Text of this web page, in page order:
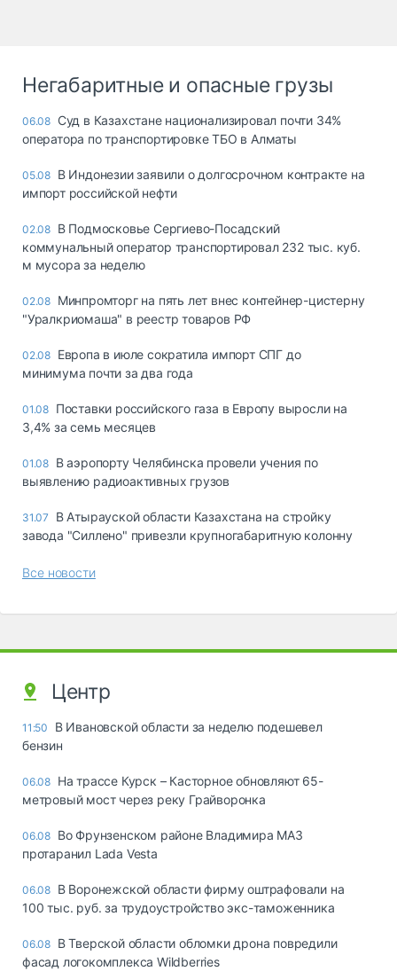
Негабаритные и опасные грузы
06.08 Суд в Казахстане национализировал почти 34%
оператора по транспортировке ТБО в Алматы
05.08 В Индонезии заявили о долгосрочном контракте на
импорт российской нефти
02.08 В Подмосковье Сергиево-Посадский
коммунальный оператор транспортировал 232 тыс. куб.
м мусора за неделю
02.08 Минпромторг на пять лет внес контейнер-цистерну
"Уралкриомаша" в реестр товаров РФ
02.08 Европа в июле сократила импорт СПГ до
минимума почти за два года
01.08 Поставки российского газа в Европу выросли на
3,4% за семь месяцев
01.08 В аэропорту Челябинска провели учения по
выявлению радиоактивных грузов
31.07
В Атырауской области Казахстана на стройку
завода "Силлено" привезли крупногабаритную колонну
Все новости
Центр
11:50
В Ивановской области за неделю подешевел
бензин
06.08 На трассе Курск – Касторное обновляют 65-
метровый мост через реку Грайворонка
06.08 Во Фрунзенском районе Владимира МАЗ
протаранил Lada Vesta
06.08 В Воронежской области фирму оштрафовали на
100 тыс. руб. за трудоустройство экс-таможенника
06.08 В Тверской области обломки дрона повредили
фасад логокомплекса Wildberries